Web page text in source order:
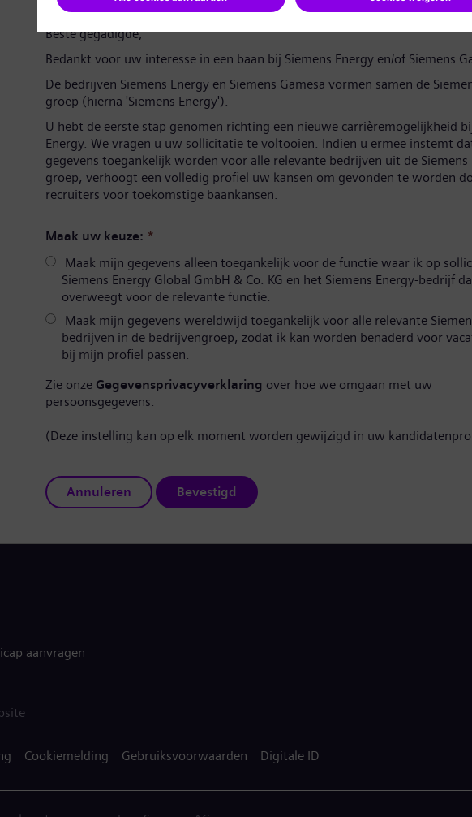
Gegevensprivacyverklaring
Beste gegadigde,
Bedankt voor uw interesse in een baan bij Siemens Energy en/of Siemens
De bedrijven Siemens Energy en Siemens Gamesa vormen samen de
groep (hierna 'Siemens Energy').
U hebt de eerste stap genomen richting een nieuwe carrièremogelijkheid
Energy. We vragen u uw sollicitatie te voltooien. Indien u ermee instemt
gegevens toegankelijk worden voor alle relevante bedrijven uit de Siemens
groep, verhoogt een volledig profiel uw kansen om gevonden te worden
recruiters voor toekomstige baankansen.
Maak uw keuze: *
Maak mijn gegevens alleen toegankelijk voor de functie waar ik op
Siemens Energy Global GmbH & Co. KG en het Siemens Energy-bedrijf
overweegt voor de relevante functie.
Maak mijn gegevens wereldwijd toegankelijk voor alle relevante
bedrijven in de bedrijvengroep, zodat ik kan worden benaderd voor
bij mijn profiel passen.
Zie onze Gegevensprivacyverklaring over hoe we omgaan met uw
persoonsgegevens.
(Deze instelling kan op elk moment worden gewijzigd in uw
Annuleren Bevestigd
aanvragen
Cookiemelding Gebruiksvoorwaarden Digitale ID